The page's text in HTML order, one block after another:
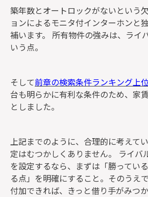
築年数とオートロックがないという
ョンによるモニタ付インターホンと
補います。 所有物件の強みは、ライ
いう点。
そして前章の検索条件ランキング上
台も明らかに有利な条件のため、家
としました。
上記までのように、合理的に考えて
定はむつかしくありません。 ライバ
を設定するなら、まずは「勝ってい
る点」を明確にすること。そのうえ
付加できれば、きっと借り手がみつ